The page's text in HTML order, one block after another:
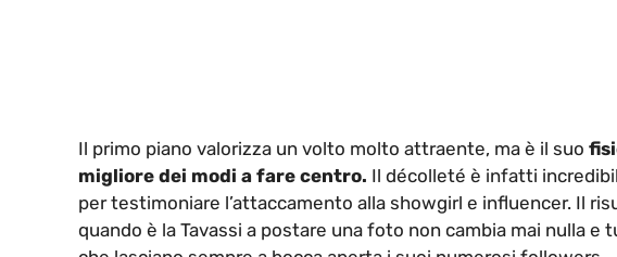
Il primo piano valorizza un volto molto attraente, ma è il suo
migliore dei modi a fare centro. Il décolleté è infatti
per testimoniare l’attaccamento alla showgirl e influencer. Il
quando è la Tavassi a postare una foto non cambia mai nulla